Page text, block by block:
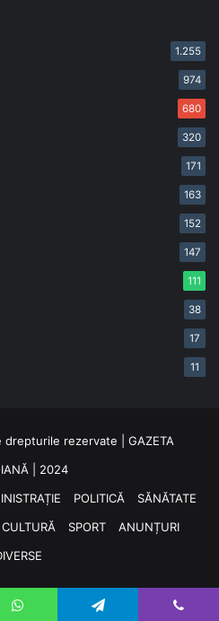
1.255
974
680
320
171
163
152
147
111
38
17
11
rezervate | GAZETA
| 2024
POLITICĂ
SĂNĂTATE
CULTURĂ SPORT
ANUNȚURI